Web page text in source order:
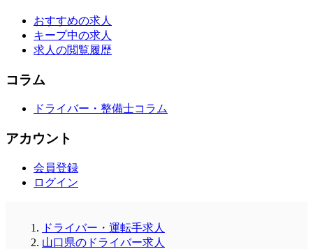
おすすめの求人
キープ中の求人
求人の閲覧履歴
コラム
ドライバー・整備士コラム
アカウント
会員登録
ログイン
ドライバー・運転手求人
山口県のドライバー求人